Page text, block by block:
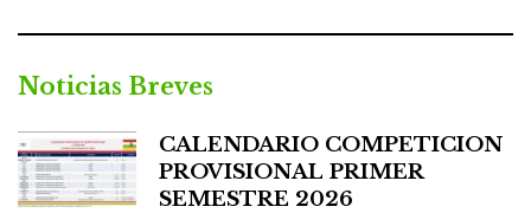
Noticias Breves
CALENDARIO COMPETICION
PROVISIONAL PRIMER
SEMESTRE 2026